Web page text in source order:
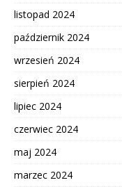
listopad 2024
październik 2024
wrzesień 2024
sierpień 2024
lipiec 2024
czerwiec 2024
maj 2024
marzec 2024